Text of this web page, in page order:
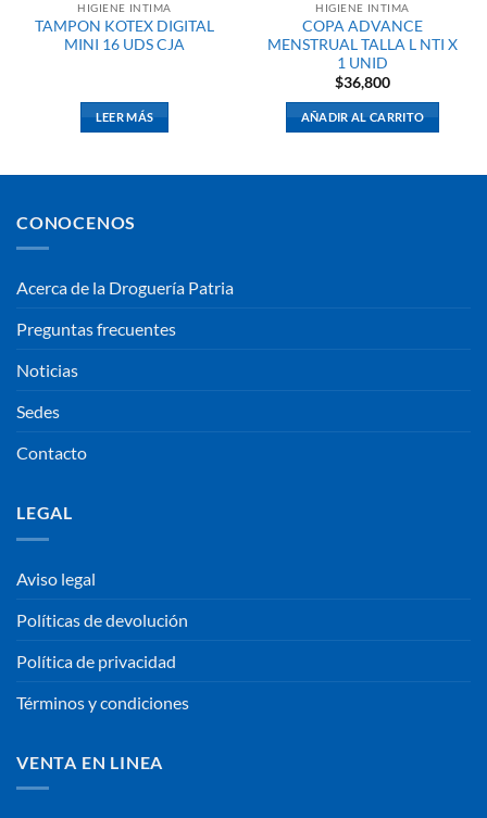
HIGIENE INTIMA
TAMPON KOTEX DIGITAL
MINI 16 UDS CJA
LEER MÁS
HIGIENE INTIMA
COPA ADVANCE
MENSTRUAL TALLA L NTI X
1 UNID
$36,800
AÑADIR AL CARRITO
CONOCENOS
Acerca de la Droguería Patria
Preguntas frecuentes
Noticias
Sedes
Contacto
LEGAL
Aviso legal
Políticas de devolución
Política de privacidad
Términos y condiciones
VENTA EN LINEA